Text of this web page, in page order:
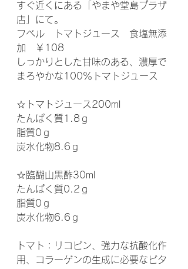
すぐ近くにある「やまや堂島プラザ
店」にて。
フベル　トマトジュース　食塩無添
加　￥108
しっかりとした甘味のある、濃厚で
まろやかな100％トマトジュース
☆トマトジュース200ml
たんぱく質1.8ｇ
脂質0ｇ
炭水化物8.6ｇ
☆臨醐山黒酢30ml
たんぱく質0.2ｇ
脂質0ｇ
炭水化物6.6ｇ
トマト：リコピン、強力な抗酸化作
用、コラーゲンの生成に必要なビタ